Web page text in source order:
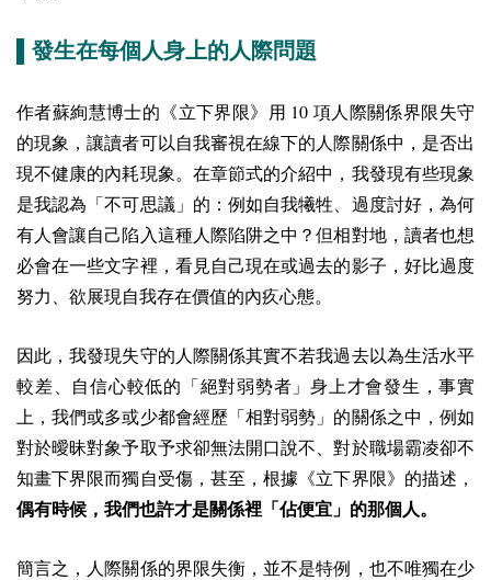
▌發生在每個人身上的人際問題
作者蘇絢慧博士的《立下界限》用 10 項人際關係界限失守
的現象，讓讀者可以自我審視在線下的人際關係中，是否出
現不健康的內耗現象。在章節式的介紹中，我發現有些現象
是我認為「不可思議」的：例如自我犧牲、過度討好，為何
有人會讓自己陷入這種人際陷阱之中？但相對地，讀者也想
必會在一些文字裡，看見自己現在或過去的影子，好比過度
努力、欲展現自我存在價值的內疚心態。
因此，我發現失守的人際關係其實不若我過去以為生活水平
較差、自信心較低的「絕對弱勢者」身上才會發生，事實
上，我們或多或少都會經歷「相對弱勢」的關係之中，例如
對於曖昧對象予取予求卻無法開口說不、對於職場霸凌卻不
知畫下界限而獨自受傷，甚至，根據《立下界限》的描述，
偶有時候，我們也許才是關係裡「佔便宜」的那個人。
簡言之，人際關係的界限失衡，並不是特例，也不唯獨在少